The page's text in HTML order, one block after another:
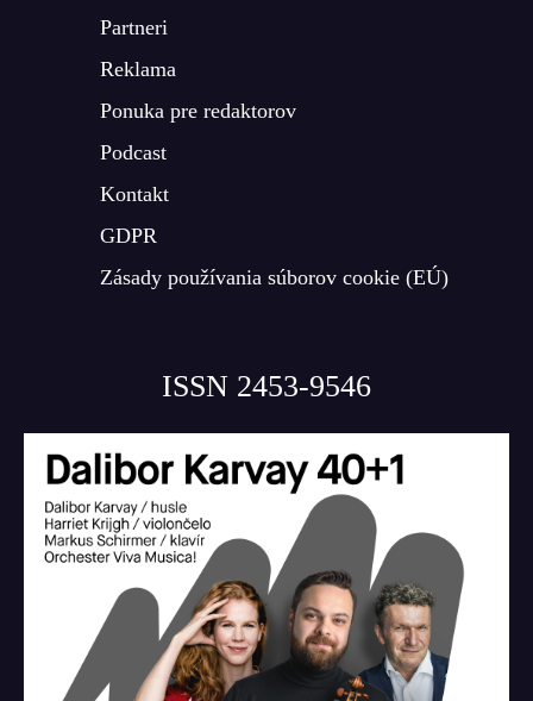
Partneri
Reklama
Ponuka pre redaktorov
Podcast
Kontakt
GDPR
Zásady používania súborov cookie (EÚ)
ISSN 2453-9546